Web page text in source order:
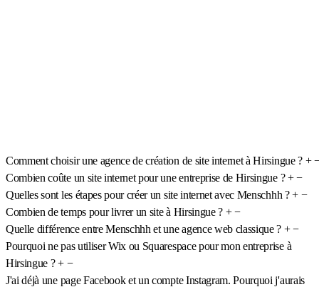
Comment choisir une agence de création de site internet à Hirsingue ? +
Combien coûte un site internet pour une entreprise de Hirsingue ? + −
Quelles sont les étapes pour créer un site internet avec Menschhh ? + −
Combien de temps pour livrer un site à Hirsingue ? + −
Quelle différence entre Menschhh et une agence web classique ? + −
Pourquoi ne pas utiliser Wix ou Squarespace pour mon entreprise à
Hirsingue ? + −
J'ai déjà une page Facebook et un compte Instagram. Pourquoi j'aurais